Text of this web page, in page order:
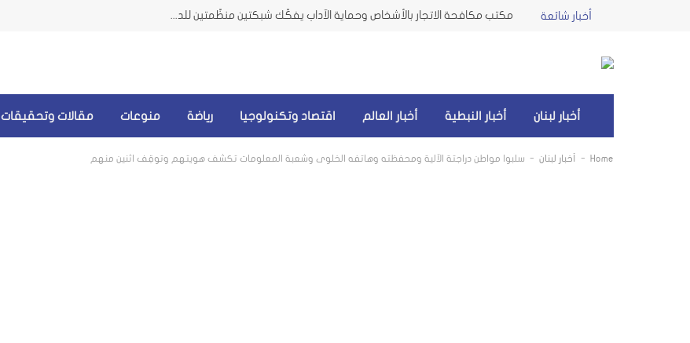
أخبار شائعة مكتب مكافحة الاتجار بالأشخاص وحماية الآداب يفكّك شبكتين منظّمتين للدعارة في الحمرا ويوقف متورطين
أخبار لبنان أخبار النبطية أخبار العالم اقتصاد وتكنولوجيا رياضة منوعات مقالات وتحقيقات
Home
- أخبار لبنان - سلبوا مواطن دراجتة الآلية ومحفظته وهاتفه الخلوي وشعبة المعلومات تكشف هويتهم وتوقِف اثنين منهم